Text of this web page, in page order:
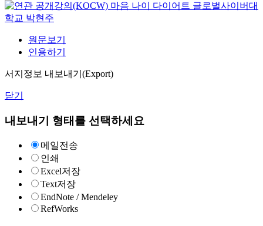
마음 나이 다이어트 글로벌사이버대
학교 박현주
원문보기
인용하기
서지정보 내보내기(Export)
닫기
내보내기 형태를 선택하세요
메일전송
인쇄
Excel저장
Text저장
EndNote / Mendeley
RefWorks